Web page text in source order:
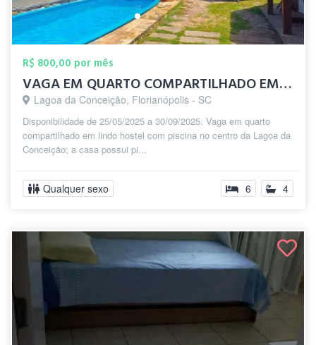
R$ 800,00 por mês
VAGA EM QUARTO COMPARTILHADO EM HOSTEL C...
Lagoa da Conceição, Florianópolis - SC
Disponibilidade de 25/05/2025 a 30/09/2025. Vaga em quarto
compartilhado em lindo hostel com piscina no centro da Lagoa da
Conceição; a casa possui pi...
Qualquer sexo 6 4